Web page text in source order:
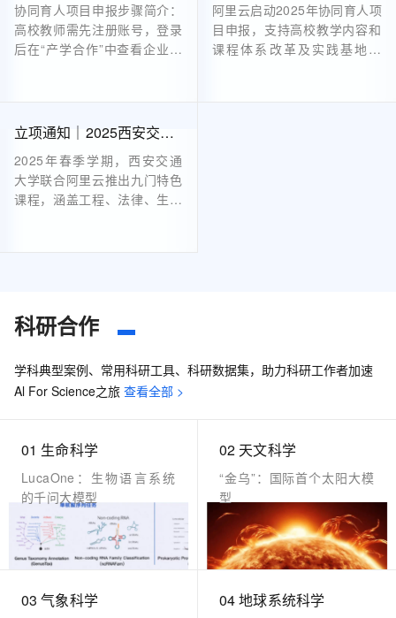
协同育人项目申报步骤简介：
高校教师需先注册账号，登录
后在“产学合作”中查看企业项
审核通过后，高校与企业签署
收标准等。具体流程可参考平
台发布的《2024年产学合作
协同育人项目高校申报说
阿里云启动2025年协同育人项
目申报，支持高校教学内容和
课程体系改革及实践基地建
立项通知｜2025西安交通大学 -阿里云课程（第一批）上线
2025年春季学期，西安交通
大学联合阿里云推出九门特色
课程，涵盖工程、法律、生命
升能力。结课后还将颁发阿里
云创作者证书，助力学生成长
业背景如何，都能找到适合自
己的AI进化路径。机会难得，
科研合作
学科典型案例、常用科研工具、科研数据集，助力科研工作者加速
Al For Science之旅 查看全部 >
01 生命科学
LucaOne：生物语言系统
的千问大模型
02 天文科学
“金乌”：国际首个太阳大模
型
03 气象科学 04 地球系统科学